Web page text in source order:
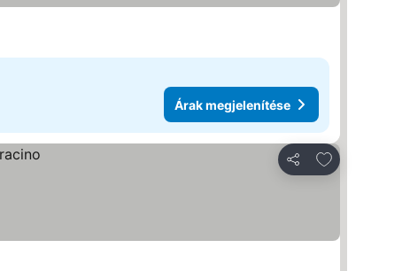
Árak megjelenítése
Megosztás
Hozzáadás a